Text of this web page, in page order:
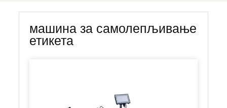
машина за самолепљивање
етикета